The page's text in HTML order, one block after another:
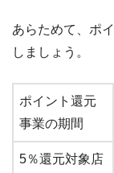
あらためて、ポ
しましょう。
ポイント還元
事業の期間
5％還元対象店